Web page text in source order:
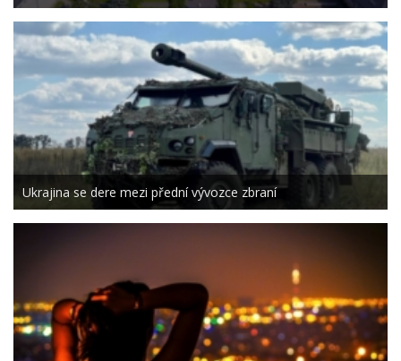
Ukrajina se dere mezi přední vývozce zbraní